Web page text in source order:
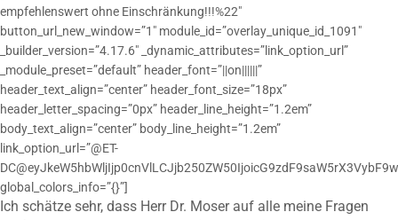
empfehlenswert ohne Einschränkung!!!%22″
button_url_new_window=”1″ module_id=”overlay_unique_id_1091″
_builder_version=”4.17.6″ _dynamic_attributes=”link_option_url”
_module_preset=”default” header_font=”||on||||||”
header_text_align=”center” header_font_size=”18px”
header_letter_spacing=”0px” header_line_height=”1.2em”
body_text_align=”center” body_line_height=”1.2em”
link_option_url=”@ET-
global_colors_info=”{}”]
Ich schätze sehr, dass Herr Dr. Moser auf alle meine Fragen